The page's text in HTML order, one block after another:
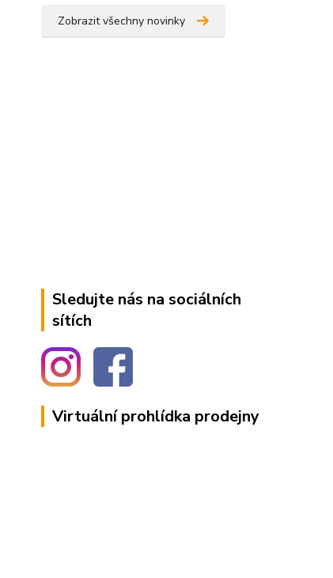
Zobrazit všechny novinky
Sledujte nás na sociálních
sítích
Virtuální prohlídka prodejny